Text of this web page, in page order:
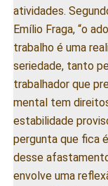
atividades.
Emílio Fraga, “o
trabalho é uma
seriedade, tanto
trabalhador que
mental tem
estabilidade
pergunta que fica
desse
envolve uma